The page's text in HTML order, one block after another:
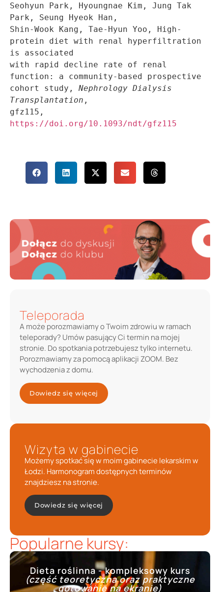
Seohyun Park, Hyoungnae Kim, Jung Tak
Park, Seung Hyeok Han,
Shin-Wook Kang, Tae-Hyun Yoo, High-
protein diet with renal hyperfiltration
is associated
with rapid decline rate of renal
function: a community-based prospective
cohort study, Nephrology Dialysis
Transplantation ,
https://doi.org/10.1093/ndt/gfz115
Teleporada
A może porozmawiamy o Twoim zdrowiu w ramach
teleporady? Umów pasujący Ci termin na mojej
stronie. Do spotkania potrzebujesz tylko internetu.
Porozmawiamy za pomocą aplikacji ZOOM. Bez
wychodzenia z domu.
Dowiedz się więcej
Wizyta w gabinecie
Możemy spotkać się w moim gabinecie lekarskim w
Łodzi. Harmonogram dostępnych terminów
znajdziesz na stronie.
Dowiedz się więcej
Popularne kursy:
Dieta roślinna - kompleksowy kurs
(część teoretyczna oraz praktyczne
gotowanie na ekranie)